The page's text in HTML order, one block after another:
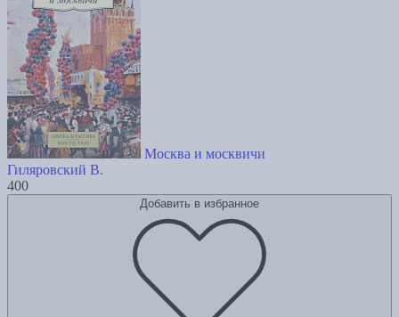
Москва и москвичи
Гиляровский В.
400
Добавить в избранное